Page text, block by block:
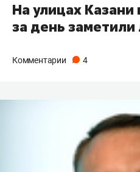
На улицах Казани
за день
Комментарии 4